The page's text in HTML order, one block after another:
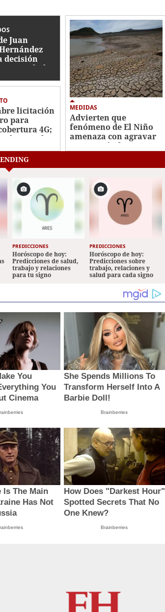
Juan
decisión
fecha
licitación
para
4G;
al
MEDIDAS
Advierten que
fenómeno de El Niño
amenaza con agravar
crisis agrícola y
PREDICCIONES
Horóscopo de hoy:
Predicciones de salud,
trabajo y relaciones
para tu signo
PREDICCIONES
Horóscopo de hoy:
Predicciones sobre
trabajo, relaciones y
salud para cada signo
You
You
Cinema
She Spends Millions To
Transform Herself Into A
Barbie Doll!
Brainberries
Is The Main
Has Not
How Does "Darkest Hour"
Spotted Secrets That No
One Knew?
Brainberries